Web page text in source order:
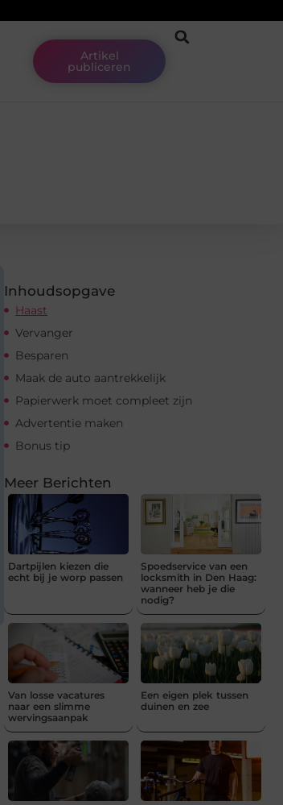
Artikel
publiceren
Inhoudsopgave
Haast
Vervanger
Besparen
Maak de auto aantrekkelijk
Papierwerk moet compleet zijn
Advertentie maken
Bonus tip
Meer Berichten
Dartpijlen kiezen die
echt bij je worp passen
Spoedservice van een
locksmith in Den Haag:
wanneer heb je die
nodig?
Van losse vacatures
naar een slimme
wervingsaanpak
Een eigen plek tussen
duinen en zee